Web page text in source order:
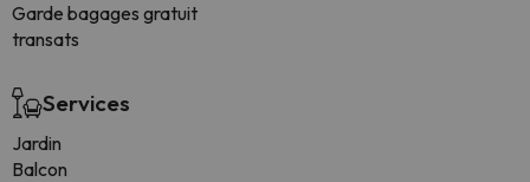
Garde bagages gratuit
transats
Services
Jardin
Balcon